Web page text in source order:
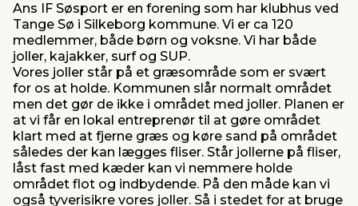
Ans IF Søsport er en forening som har klubhus ved
Tange Sø i Silkeborg kommune. Vi er ca 120
medlemmer, både børn og voksne. Vi har både
joller, kajakker, surf og SUP.
Vores joller står på et græsområde som er svært
for os at holde. Kommunen slår normalt området
men det gør de ikke i området med joller. Planen er
at vi får en lokal entreprenør til at gøre området
klart med at fjerne græs og køre sand på området
således der kan lægges fliser. Står jollerne på fliser,
låst fast med kæder kan vi nemmere holde
området flot og indbydende. På den måde kan vi
også tyverisikre vores joller. Så i stedet for at bruge